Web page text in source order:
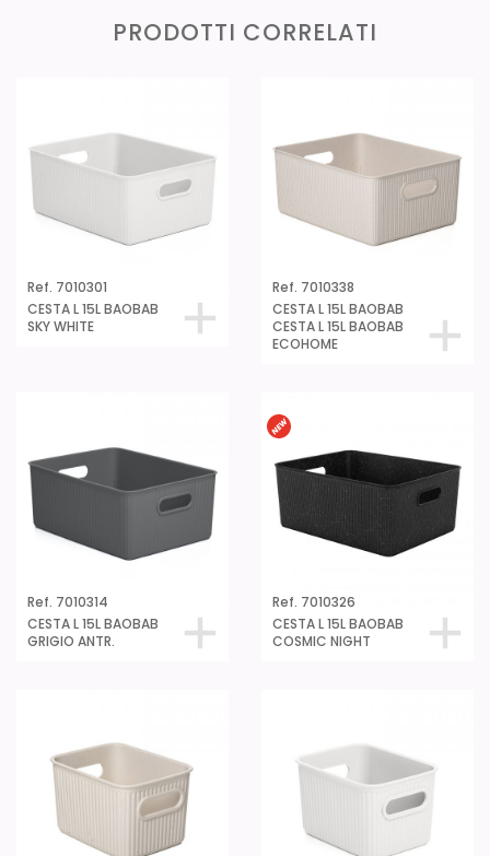
PRODOTTI CORRELATI
Ref. 7010301
CESTA L 15L BAOBAB
SKY WHITE
Ref. 7010338
CESTA L 15L BAOBAB
CESTA L 15L BAOBAB
ECOHOME
Ref. 7010314
CESTA L 15L BAOBAB
GRIGIO ANTR.
Ref. 7010326
CESTA L 15L BAOBAB
COSMIC NIGHT